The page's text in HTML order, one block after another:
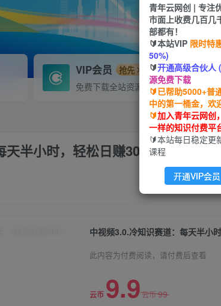
VIP会员 抢先
免费下载全站资源
天半小时，轻松日赚300+【揭秘】
中视频3.0.冷知识赛道：每天半小
此内容为付费阅读，请付费后查看
云币 9.9云币99
青年云网创 | 专注
市面上收费几百几
部都有！
🔰本站VIP 限时特
50%)
🔰开通高级合伙人
源免费下载
🔰已帮助5000+普
中的第一桶金，欢
🔰加入青年云网创
一样的知识付费平
🔰本站每日稳定更
课程
开通VIP会员